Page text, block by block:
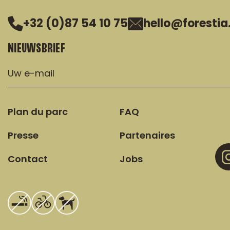
+32 (0)87 54 10 75
NIEUWSBRIEF
Plan du parc
FAQ
Presse
Partenaires
Contact
Jobs